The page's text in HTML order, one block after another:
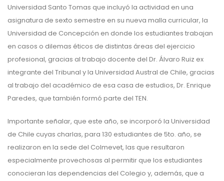
Universidad Santo Tomas que incluyó la actividad en una
asignatura de sexto semestre en su nueva malla curricular, la
Universidad de Concepción en donde los estudiantes trabajan
en casos o dilemas éticos de distintas áreas del ejercicio
profesional, gracias al trabajo docente del Dr. Álvaro Ruiz ex
integrante del Tribunal y la Universidad Austral de Chile, gracias
al trabajo del académico de esa casa de estudios, Dr. Enrique
Paredes, que también formó parte del TEN.
Importante señalar, que este año, se incorporó la Universidad
de Chile cuyas charlas, para 130 estudiantes de 5to. año, se
realizaron en la sede del Colmevet, las que resultaron
especialmente provechosas al permitir que los estudiantes
conocieran las dependencias del Colegio y, además, que a